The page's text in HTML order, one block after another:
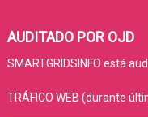
AUDITADO POR OJD
SMARTGRIDSINFO está
TRÁFICO WEB (durante